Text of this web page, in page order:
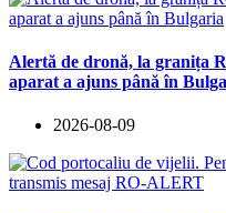
Alertă de dronă, la granița
aparat a ajuns până în
2026-08-09